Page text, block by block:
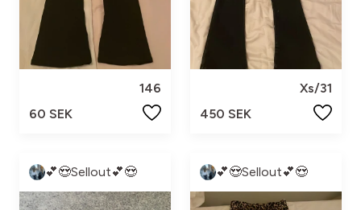
146
60 SEK
Xs/31
450 SEK
💕😍Sellout💕😍 💕😍Sellout💕😍